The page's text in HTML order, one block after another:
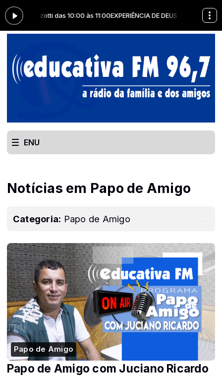
Manzotti das 10:00 às 11:00EXPERIÊNCIA DE DEUS com Padre
ENU
Notícias em Papo de Amigo
Categoria: Papo de Amigo
Papo de Amigo
Papo de Amigo com Juciano Ricardo